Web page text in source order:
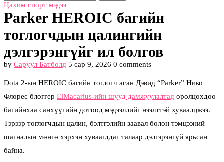
Цахим спорт мэдээ
Parker HEROIC багийн
тоглогчдын цалингийн
дэлгэрэнгүйг ил болгов
by Саруул Батболд 5 сар 9, 2026 0 comments
Dota 2-ын HEROIC багийн тоглогч асан Дэвид “Parker” Нико
Флорес блоггер ElMacarius-ийн шууд дамжуулалтад оролцохдоо
багийнхаа санхүүгийн дотоод мэдээллийг нээлттэй хуваалцжээ.
Тэрээр тоглогчдын цалин, бэлтгэлийн заавал болон тэмцээний
шагналын мөнгө хэрхэн хуваагддаг талаар дэлгэрэнгүй ярьсан
байна.